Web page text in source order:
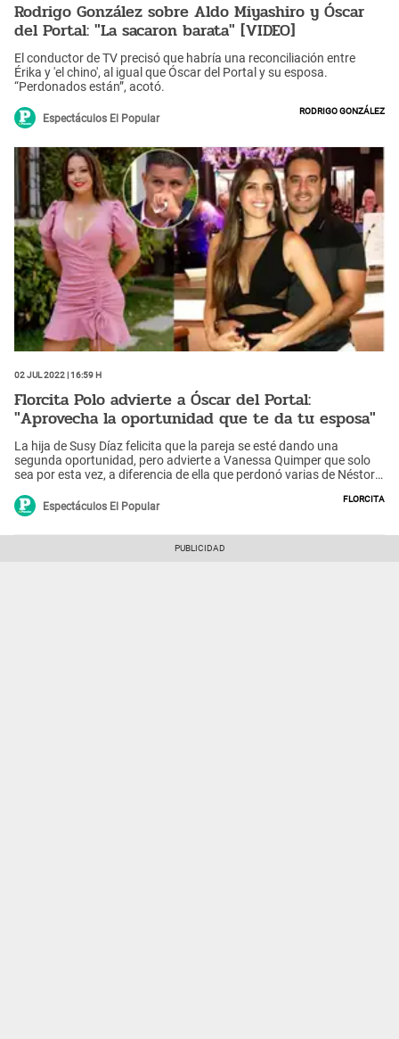
Rodrigo González sobre Aldo Miyashiro y Óscar
del Portal: "La sacaron barata" [VIDEO]
El conductor de TV precisó que habría una reconciliación entre
Érika y 'el chino', al igual que Óscar del Portal y su esposa.
“Perdonados están”, acotó.
Espectáculos El Popular
Rodrigo González
02 Jul 2022 | 16:59 h
Florcita Polo advierte a Óscar del Portal:
"Aprovecha la oportunidad que te da tu esposa"
La hija de Susy Díaz felicita que la pareja se esté dando una
segunda oportunidad, pero advierte a Vanessa Quimper que solo
sea por esta vez, a diferencia de ella que perdonó varias de Néstor
Espectáculos El Popular
Florcita